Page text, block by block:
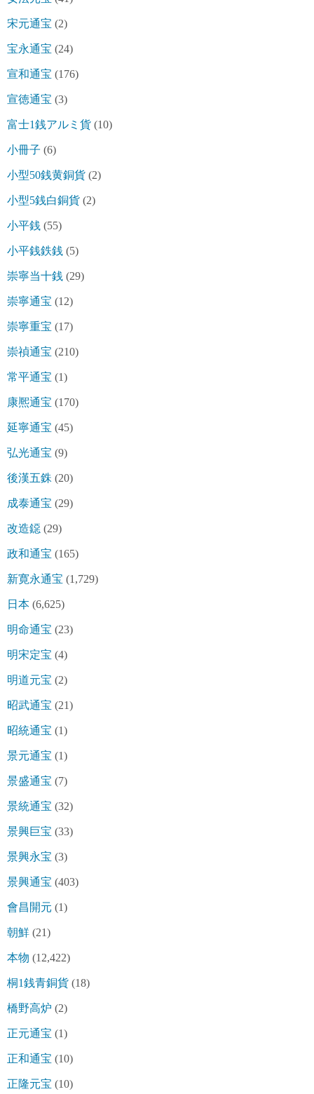
宋元通宝 (2)
宝永通宝 (24)
宣和通宝 (176)
宣徳通宝 (3)
富士1銭アルミ貨 (10)
小冊子 (6)
小型50銭黄銅貨 (2)
小型5銭白銅貨 (2)
小平銭 (55)
小平銭鉄銭 (5)
崇寧当十銭 (29)
崇寧通宝 (12)
崇寧重宝 (17)
崇禎通宝 (210)
常平通宝 (1)
康熈通宝 (170)
延寧通宝 (45)
弘光通宝 (9)
後漢五銖 (20)
成泰通宝 (29)
改造鐚 (29)
政和通宝 (165)
新寛永通宝 (1,729)
日本 (6,625)
明命通宝 (23)
明宋定宝 (4)
明道元宝 (2)
昭武通宝 (21)
昭統通宝 (1)
景元通宝 (1)
景盛通宝 (7)
景統通宝 (32)
景興巨宝 (33)
景興永宝 (3)
景興通宝 (403)
會昌開元 (1)
朝鮮 (21)
本物 (12,422)
桐1銭青銅貨 (18)
橋野高炉 (2)
正元通宝 (1)
正和通宝 (10)
正隆元宝 (10)